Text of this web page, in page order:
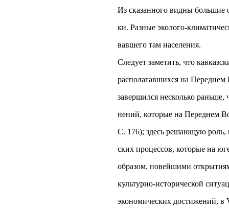
Из сказанного видны большие
ки. Разные эколого-
вавшего там населения.
Следует заметить, что
располагавшихся на Переднем
завершился несколько раньше,
нений, которые на Переднем
С. 176); здесь решающую роль,
ских процессов, которые на
образом, новейшими
культурно-исторической
экономических достижений,